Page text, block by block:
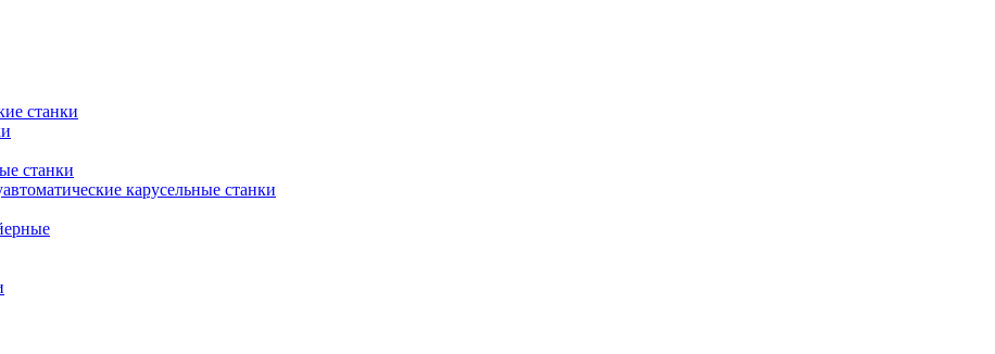
станки
станки
карусельные станки